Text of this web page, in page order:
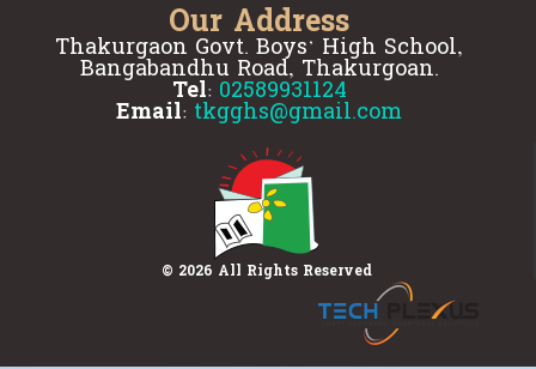
© 2026 All Rights Reserved
Our Address
Thakurgaon Govt. Boys' High School,
Bangabandhu Road, Thakurgoan.
Tel: 02589931124
Email: tkgghs@gmail.com